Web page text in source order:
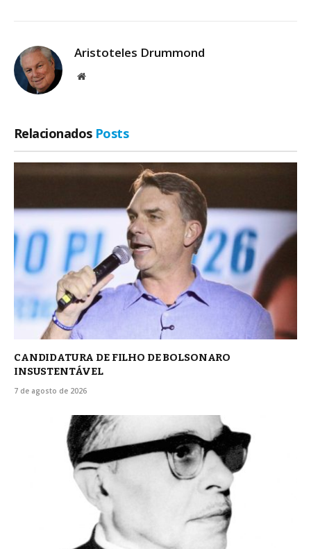
Aristoteles Drummond
Site
Relacionados Posts
CANDIDATURA DE FILHO DE BOLSONARO
INSUSTENTÁVEL
7 de agosto de 2026